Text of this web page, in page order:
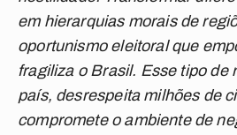
em hierarquias morais de
oportunismo eleitoral que
fragiliza o Brasil. Esse tipo de
país, desrespeita milhões de
compromete o ambiente de